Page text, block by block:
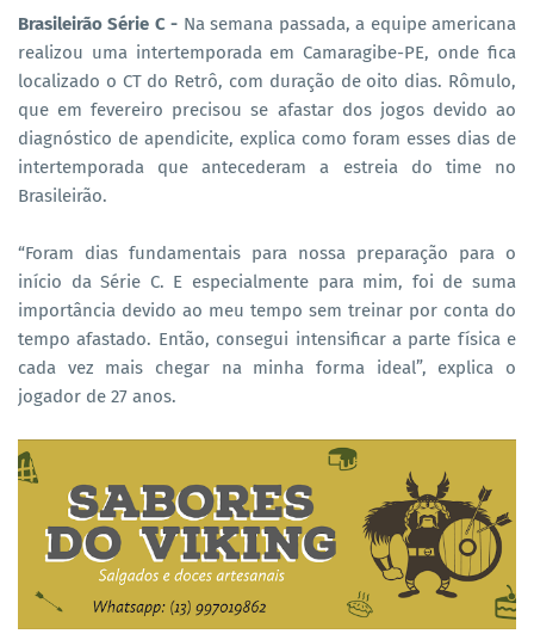
Brasileirão Série C - Na semana passada, a equipe americana
realizou uma intertemporada em Camaragibe-PE, onde fica
localizado o CT do Retrô, com duração de oito dias. Rômulo,
que em fevereiro precisou se afastar dos jogos devido ao
diagnóstico de apendicite, explica como foram esses dias de
intertemporada que antecederam a estreia do time no
Brasileirão.
“Foram dias fundamentais para nossa preparação para o
início da Série C. E especialmente para mim, foi de suma
importância devido ao meu tempo sem treinar por conta do
tempo afastado. Então, consegui intensificar a parte física e
cada vez mais chegar na minha forma ideal”, explica o
jogador de 27 anos.